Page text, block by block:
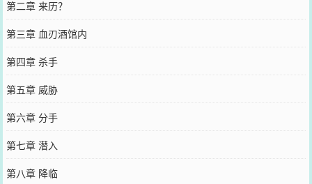
第二章 来历？
第三章 血刃酒馆内
第四章 杀手
第五章 威胁
第六章 分手
第七章 潜入
第八章 降临